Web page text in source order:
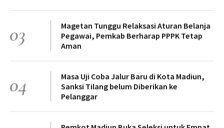
03
Magetan Tunggu Relaksasi Aturan Belanja
Pegawai, Pemkab Berharap PPPK Tetap
Aman
04
Masa Uji Coba Jalur Baru di Kota Madiun,
Sanksi Tilang belum Diberikan ke
Pelanggar